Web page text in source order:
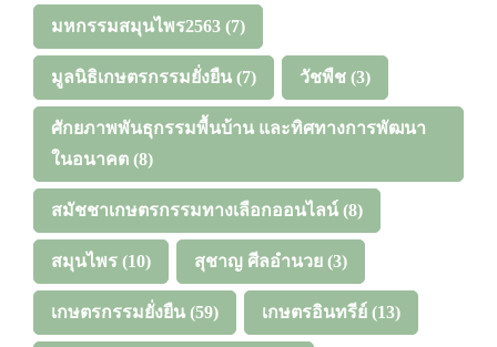
มหกรรมสมุนไพร2563 (7)
มูลนิธิเกษตรกรรมยั่งยืน (7) วัชพืช (3)
ศักยภาพพันธุกรรมพื้นบ้าน และทิศทางการพัฒนา
ในอนาคต (8)
สมัชชาเกษตรกรรมทางเลือกออนไลน์ (8)
สมุนไพร (10) สุชาญ ศีลอำนวย (3)
เกษตรกรรมยั่งยืน (59) เกษตรอินทรีย์ (13)